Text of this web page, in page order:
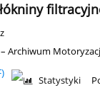
Archiwum
Statystyki